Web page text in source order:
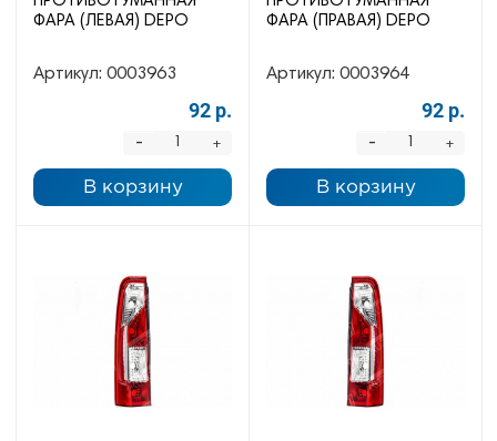
ФАРА (ЛЕВАЯ) DEPO
Артикул: 0003963
92 р.
+
-
В корзину
ФАРА (ПРАВАЯ) DEPO
Артикул: 0003964
92 р.
+
-
В корзину